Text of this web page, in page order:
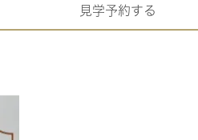
見学予約する